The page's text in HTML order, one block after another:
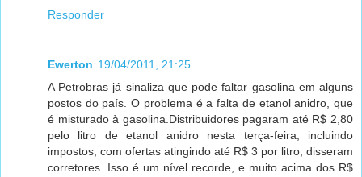
Responder
Ewerton 19/04/2011, 21:25
A Petrobras já sinaliza que pode faltar gasolina em alguns
postos do país. O problema é a falta de etanol anidro, que
é misturado à gasolina.Distribuidores pagaram até R$ 2,80
pelo litro de etanol anidro nesta terça-feira, incluindo
impostos, com ofertas atingindo até R$ 3 por litro, disseram
corretores. Isso é um nível recorde, e muito acima dos R$